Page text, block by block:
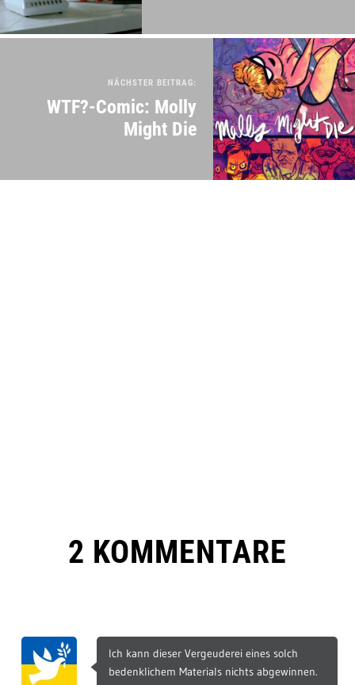
NÄCHSTER BEITRAG:
WTF?-Comic: Molly
Might Die
2 KOMMENTARE
Ich kann dieser Vergeuderei eines solch
bedenklichem Materials nichts abgewinnen.